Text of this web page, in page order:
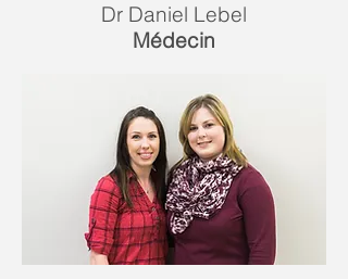
Dr Daniel Lebel
Médecin